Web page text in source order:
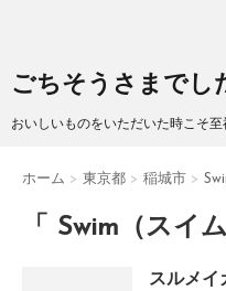
ごちそうさまでし
おいしいものをいただいた時こそ
ホーム > 東京都 > 稲城市 >
「 Swim（スイ
スルメイ